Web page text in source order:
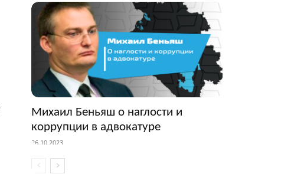
Михаил Беньяш о наглости и
коррупции в адвокатуре
26.10.2023